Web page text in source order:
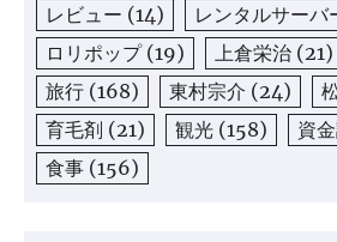
レビュー (14) レンタルサーバ
ロリポップ(19) 上倉栄治 (21)
旅行 (168) 東村宗介 (24)
育毛剤 (21) 観光 (158) 資
食事 (156)